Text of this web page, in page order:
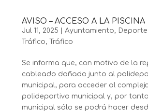
AVISO – ACCESO A LA
Jul 11, 2025 Ayuntamiento, Deporte
Tráfico, Tráfico
Se informa que, con motivo de la
cableado dañado junto al
municipal, para acceder al
polideportivo municipal y, por
municipal sólo se podrá hacer